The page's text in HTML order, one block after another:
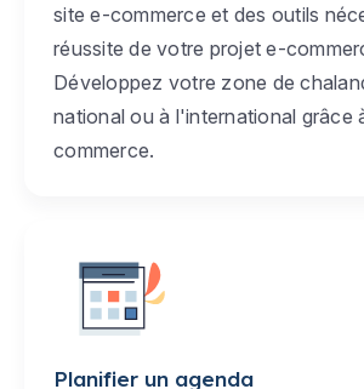
site e-commerce et des outils
réussite de votre projet e-
Développez votre zone de
national ou à l'international grâce
commerce.
Planifier un agenda